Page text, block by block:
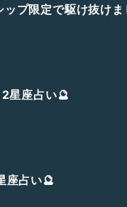
プ限定で駆け抜けま
星座占い🔮
座占い🔮